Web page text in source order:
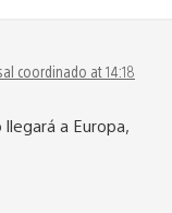
coordinado at 14:18
a Europa,